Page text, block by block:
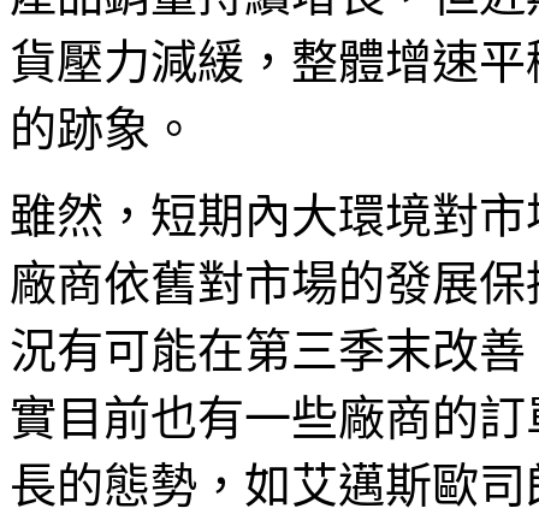
貨壓力減緩，整體增速
的跡象。
雖然，短期內大環境對
廠商依舊對市場的發展
況有可能在第三季末改
實目前也有一些廠商的
長的態勢，如艾邁斯歐